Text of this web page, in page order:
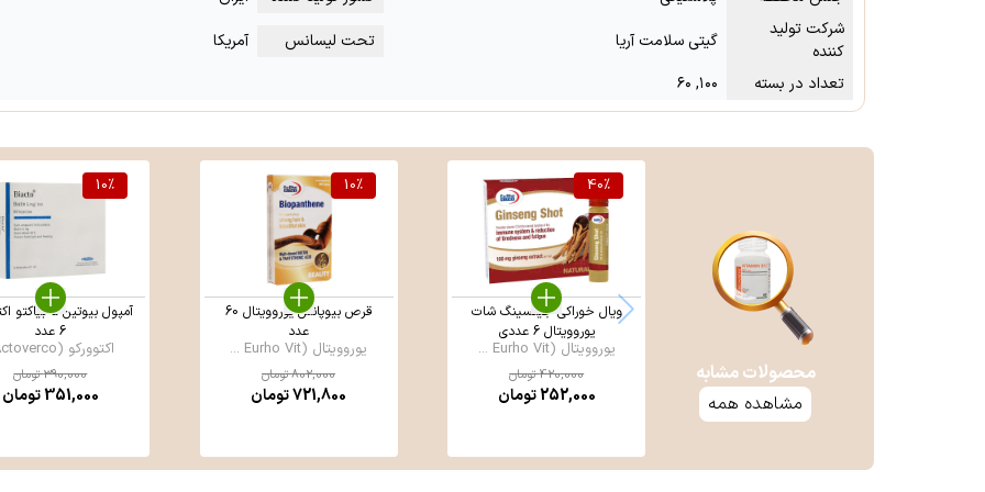
شرکت تولید
کننده
گیتی سلامت آریا تحت لیسانس
آمریکا
تعداد در بسته
۱۰۰, ۶۰
محصولات مشابه
مشاهده همه
40%
ویال خوراکی جینسینگ شات
یوروویتال 6 عددی
یوروویتال (Eurho Vit ...
420,000تومان
252,000تومان
10%
قرص بیوپانتن یوروویتال 60
عدد
یوروویتال (Eurho Vit ...
802,000تومان
721,800تومان
10%
آمپول بیوتین 5
6 عدد
اکتوورکو (Actoverco)
390,000تومان
351,000تومان